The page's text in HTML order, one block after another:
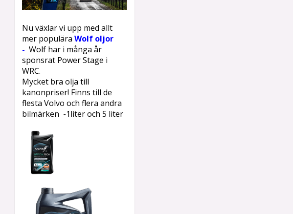
Nu växlar vi upp med allt
mer populära Wolf oljor
- Wolf har i många år
sponsrat Power Stage i
WRC.
Mycket bra olja till
kanonpriser! Finns till de
flesta Volvo och flera andra
bilmärken -1liter och 5 liter